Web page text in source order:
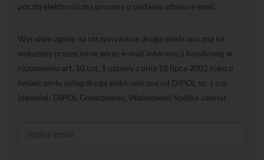
pocztą elektroniczną prosimy o podanie adresu e-mail:
Wyrażam zgodę na otrzymywanie drogą elektroniczną na
wskazany przeze mnie adres e-mail informacji handlowej w
rozumieniu art. 10 ust. 1 ustawy z dnia 18 lipca 2002 roku o
świadczeniu usług drogą elektroniczną od DIPOL sp. z o.o.
(dawniej: DIPOL Gołaszewski, Waśniowski Spółka Jawna)